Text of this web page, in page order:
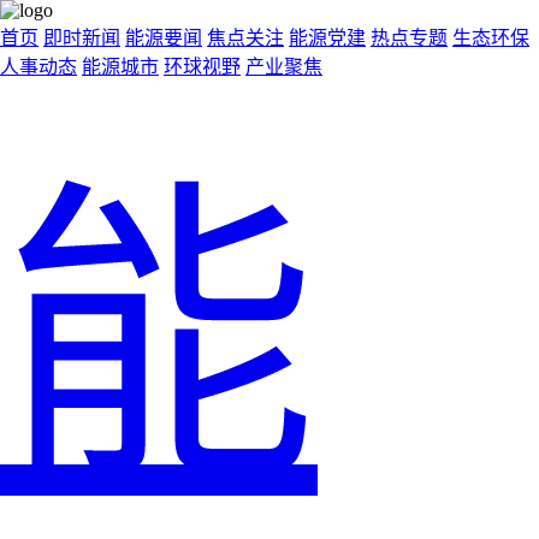
首页 即时新闻 能源要闻 焦点关注 能源党建 热点专题 生态环保
人事动态 能源城市 环球视野 产业聚焦
能